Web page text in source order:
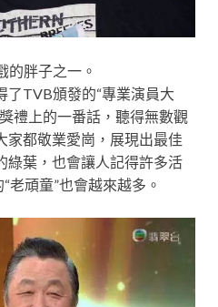
的胖子之一。
了TVB頒發的“專業演員大
禮上的一番話，聽得無數觀
家都敬業愛崗，展現出最佳
綠葉，也會讓人記得許多活
老頑童”也會越來越多。